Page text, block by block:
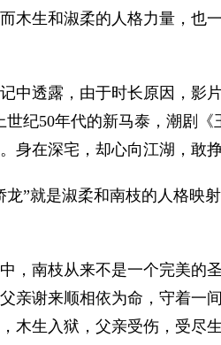
木生和淑柔的人格力量，也
中透露，由于时长原因，影
世纪50年代的新马泰，潮剧
身在深宅，却心向江湖，敢
龙”就是淑柔和南枝的人格映
，南枝从来不是一个完美的
亲谢来顺相依为命，守着一
木生入狱，父亲受伤，受尽